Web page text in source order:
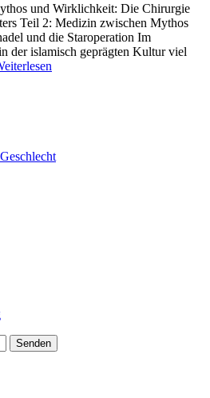
und Wirklichkeit: Die Chirurgie
Teil 2: Medizin zwischen Mythos
und die Staroperation Im
der islamisch geprägten Kultur viel